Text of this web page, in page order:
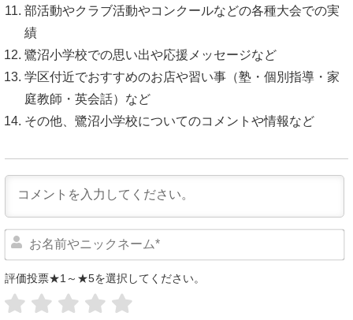
部活動やクラブ活動やコンクールなどの各種大会での実
績
鷺沼小学校での思い出や応援メッセージなど
学区付近でおすすめのお店や習い事（塾・個別指導・家
庭教師・英会話）など
その他、鷺沼小学校についてのコメントや情報など
評価投票★1～★5を選択してください。